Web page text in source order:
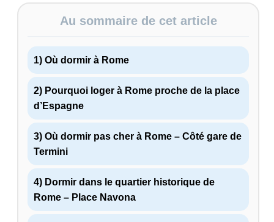
Au sommaire de cet article
1) Où dormir à Rome
2) Pourquoi loger à Rome proche de la place
d’Espagne
3) Où dormir pas cher à Rome – Côté gare de
Termini
4) Dormir dans le quartier historique de
Rome – Place Navona